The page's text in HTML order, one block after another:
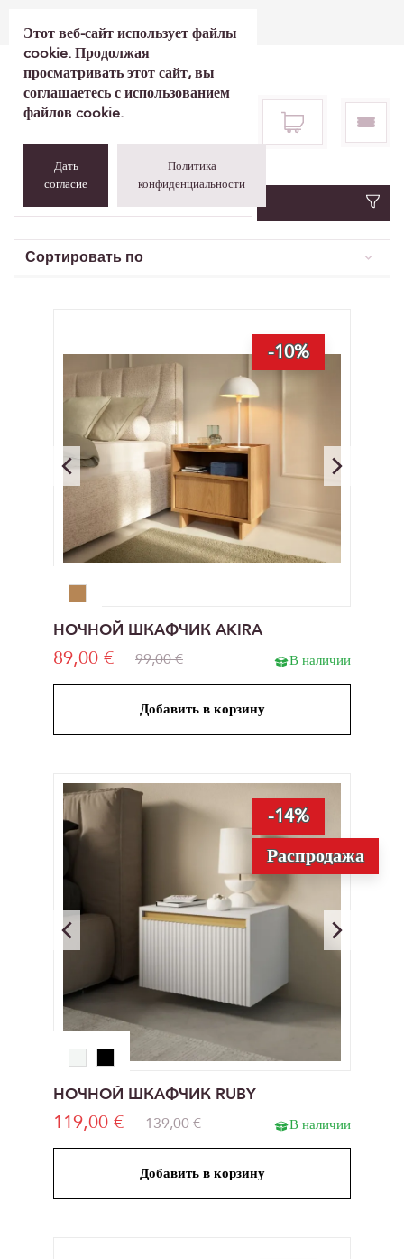
Этот веб-сайт использует файлы
cookie. Продолжая
просматривать этот сайт, вы
соглашаетесь с использованием
файлов cookie.
Дать
согласие
Политика
конфиденциальности
Фильтр
Сортировать по
-10%
НОЧНОЙ ШКАФЧИК AKIRA
89,00 € 99,00 € В наличии
Добавить в корзину
-14%
Распродажа
НОЧНОЙ ШКАФЧИК RUBY
119,00 € 139,00 € В наличии
Добавить в корзину